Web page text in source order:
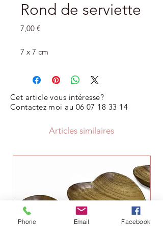
Rond de serviette
7,00 €Prix
7 x 7 cm
Cet article vous intéresse?
Contactez moi au 06 07 18 33 14
Articles similaires
Phone Email Facebook